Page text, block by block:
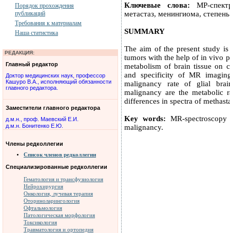
Порядок прохождения
публикаций
Требования к материалам
Наша статистика
РЕДАКЦИЯ:
Главный редактор
Доктор медицинских наук, профессор
Кашуро В.А., исполняющий обязанности
главного редактора.
Заместители главного редактора
д.м.н., проф. Маевский Е.И.
д.м.н. Бонитенко Е.Ю.
Члены редколлегии
Список членов редколлегии
Специализированные редколлегии
Гематология и трансфузиология
Нейрохирургия
Онкология, лучевая терапия
Оториноларингология
Офтальмология
Патологическая морфология
Токсикология
Травматология и ортопедия
Ключевые слова: МР-
метастаз, менингиома,
SUMMARY
The aim of the present study
tumors with the help of in vivo
metabolism of brain tissue on
and specificity of MR
malignancy rate of glial
malignancy are the metabolic
differences in spectra of
Key words: MR-
malignancy.